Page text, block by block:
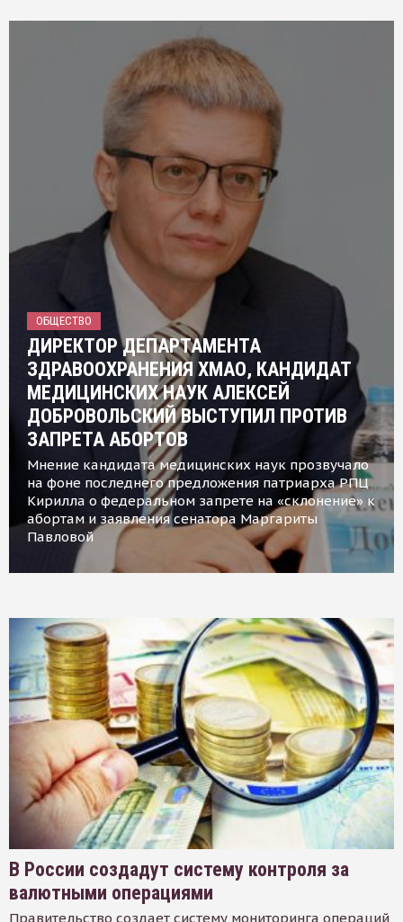
ОБЩЕСТВО
ДИРЕКТОР ДЕПАРТАМЕНТА
ЗДРАВООХРАНЕНИЯ ХМАО, КАНДИДАТ
МЕДИЦИНСКИХ НАУК АЛЕКСЕЙ
ДОБРОВОЛЬСКИЙ ВЫСТУПИЛ ПРОТИВ
ЗАПРЕТА АБОРТОВ
Мнение кандидата медицинских наук прозвучало
на фоне последнего предложения патриарха РПЦ
Кирилла о федеральном запрете на «склонение» к
абортам и заявления сенатора Маргариты
Павловой
В России создадут систему контроля за
валютными операциями
Правительство создает систему мониторинга операций